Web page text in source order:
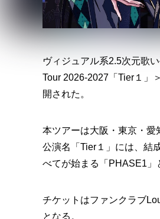
ヴィジュアル系2.5次元歌
Tour 2026-2027「Tier１」
開された。
本ツアーは大阪・東京・
公演名「Tier１」には、結
べてが始まる「PHASE1
チケットはファンクラブ
となる。